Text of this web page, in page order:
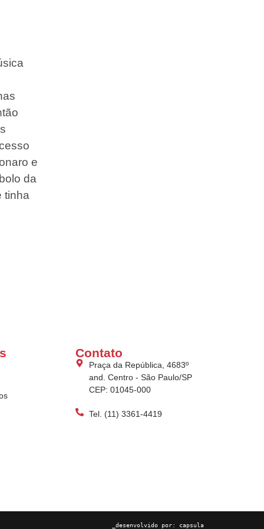
e
da
tinha
Contato
Praça da República, 4683º
and. Centro - São Paulo/SP
CEP: 01045-000
Tel. (11) 3361-4419
_desenvolvido por: capsula